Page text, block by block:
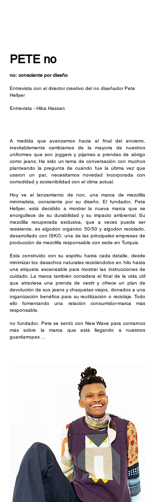
PETE no
no: consciente por diseño
Entrevista con el director creativo del no diseñador Pete
Hellyer
Entrevista - Hiba Hassan
A medida que avanzamos hacia el final del encierro,
inevitablemente cambiamos de la mayoría de nuestros
uniformes que son joggers y pijamas a prendas de abrigo
como jeans. Ha sido un tema de conversación con muchos
planteando la pregunta de cuándo fue la última vez que
usaron un par, necesitamos novedad incorporada con
comodidad y sostenibilidad con el clima actual.
Hoy ve el lanzamiento de non, una marca de mezclilla
minimalista, consciente por su diseño. El fundador, Pete
Hellyer, está decidido a mostrar la nueva marca que se
enorgullece de su durabilidad y su impacto ambiental. Su
mezclilla recuperada exclusiva, que a veces puede ser
resistente, es algodón orgánico 50/50 y algodón reciclado,
desarrollado con ISKO, una de las principales empresas de
producción de mezclilla responsable con sede en Turquía.
Está construido con su espíritu hasta cada detalle, desde
minimizar los desechos naturales reciclándolos en hilo hasta
una etiqueta escaneable para mostrar las instrucciones de
cuidado. La marca también considera el final de la vida útil
que atraviesa una prenda de vestir y ofrece un plan de
devolución de sus jeans y chaquetas viejos, donados a una
organización benéfica para su reutilización o reciclaje. Todo
ello fomentando una relación consumidor-marca más
responsable.
no fundador, Pete se sentó con New Wave para contarnos
más sobre la marca que está llegando a nuestros
guardarropas ...